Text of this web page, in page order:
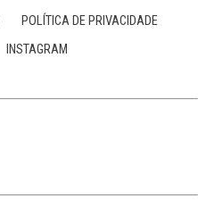
POLÍTICA DE PRIVACIDADE
INSTAGRAM